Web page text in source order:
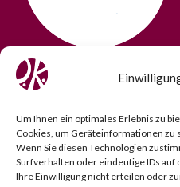
Um Ihnen ein optimales Erlebnis zu
Cookies, um Geräteinformationen zu
Wenn Sie diesen Technologien
Surfverhalten oder eindeutige IDs
Ihre Einwilligung nicht erteilen oder